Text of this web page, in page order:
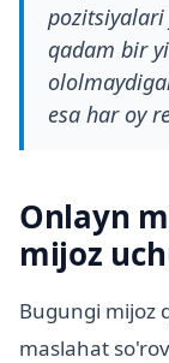
qadam bir
esa har oy
Onlayn
mijoz
Bugungi mijoz
maslahat